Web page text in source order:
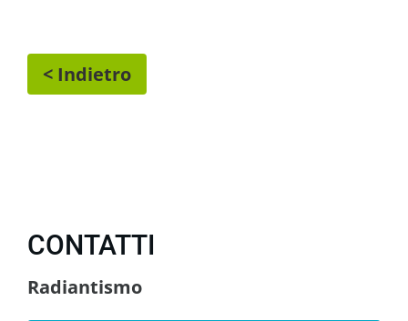
< Indietro
CONTATTI
Radiantismo